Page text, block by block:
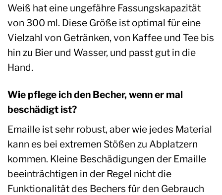
Weiß hat eine ungefähre Fassungskapazität
von 300 ml. Diese Größe ist optimal für eine
Vielzahl von Getränken, von Kaffee und Tee bis
hin zu Bier und Wasser, und passt gut in die
Hand.
Wie pflege ich den Becher, wenn er mal
beschädigt ist?
Emaille ist sehr robust, aber wie jedes Material
kann es bei extremen Stößen zu Abplatzern
kommen. Kleine Beschädigungen der Emaille
beeinträchtigen in der Regel nicht die
Funktionalität des Bechers für den Gebrauch